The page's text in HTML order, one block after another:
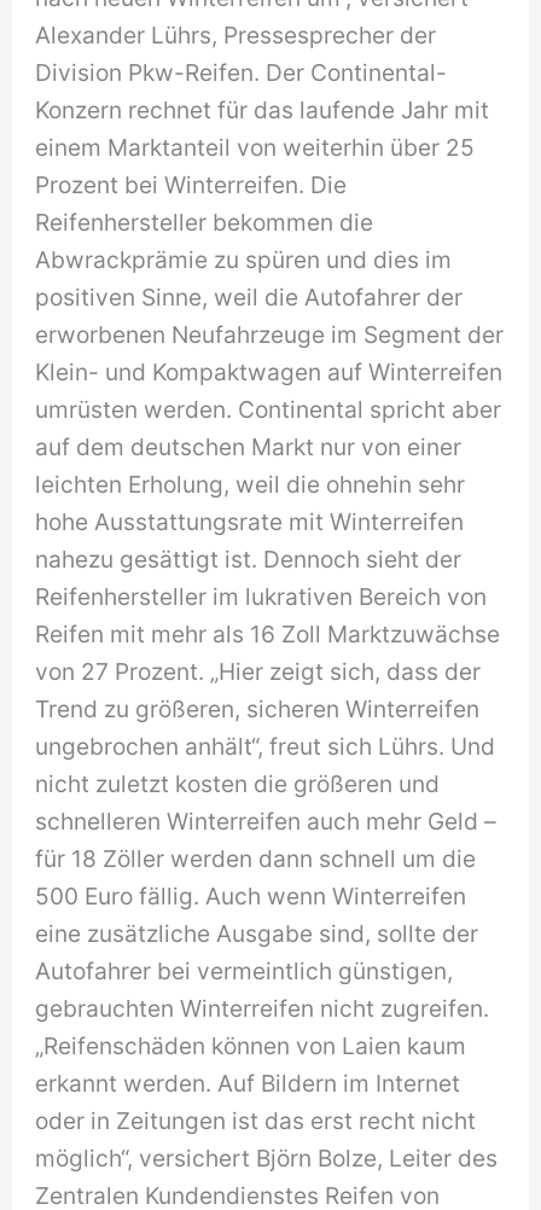
Alexander Lührs, Pressesprecher der
Division Pkw-Reifen. Der Continental-
Konzern rechnet für das laufende Jahr mit
einem Marktanteil von weiterhin über 25
Prozent bei Winterreifen. Die
Reifenhersteller bekommen die
Abwrackprämie zu spüren und dies im
positiven Sinne, weil die Autofahrer der
erworbenen Neufahrzeuge im Segment der
Klein- und Kompaktwagen auf Winterreifen
umrüsten werden. Continental spricht aber
auf dem deutschen Markt nur von einer
leichten Erholung, weil die ohnehin sehr
hohe Ausstattungsrate mit Winterreifen
nahezu gesättigt ist. Dennoch sieht der
Reifenhersteller im lukrativen Bereich von
Reifen mit mehr als 16 Zoll Marktzuwächse
von 27 Prozent. „Hier zeigt sich, dass der
Trend zu größeren, sicheren Winterreifen
ungebrochen anhält“, freut sich Lührs. Und
nicht zuletzt kosten die größeren und
schnelleren Winterreifen auch mehr Geld –
für 18 Zöller werden dann schnell um die
500 Euro fällig. Auch wenn Winterreifen
eine zusätzliche Ausgabe sind, sollte der
Autofahrer bei vermeintlich günstigen,
gebrauchten Winterreifen nicht zugreifen.
„Reifenschäden können von Laien kaum
erkannt werden. Auf Bildern im Internet
oder in Zeitungen ist das erst recht nicht
möglich“, versichert Björn Bolze, Leiter des
Zentralen Kundendienstes Reifen von